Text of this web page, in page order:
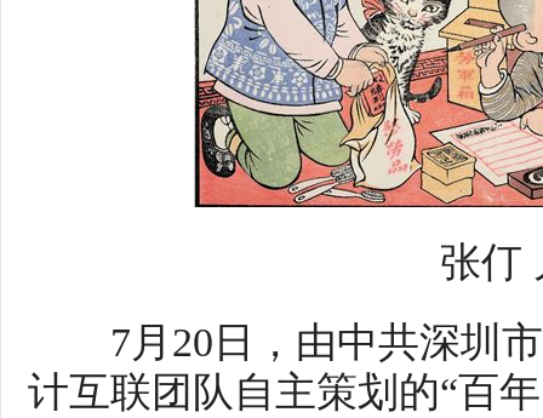
张仃
7月20日，由中共深圳市
计互联团队自主策划的“百